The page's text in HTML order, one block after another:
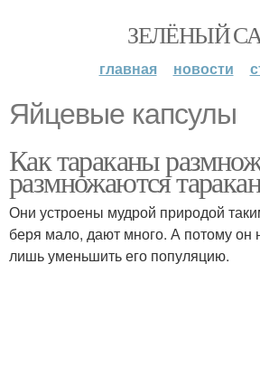
ЗЕЛЁНЫЙ
главная новости
Яйцевые капсулы
Как тараканы
размножаются
Они устроены мудрой природой
беря мало, дают много. А потому
лишь уменьшить его популяцию.